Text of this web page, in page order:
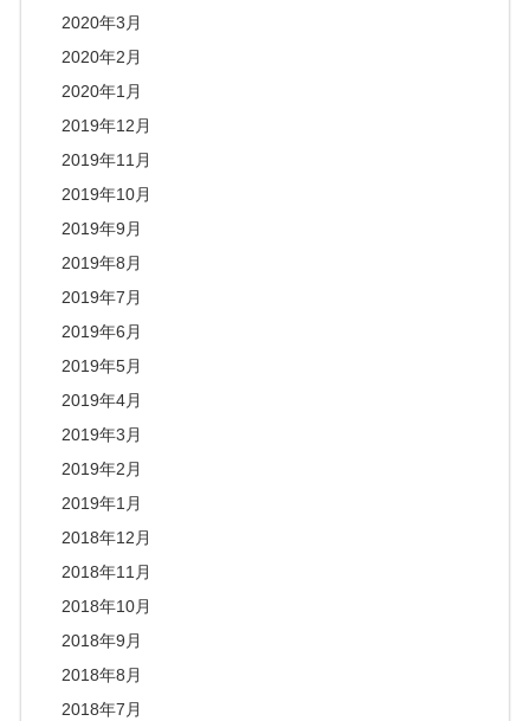
2020年3月
2020年2月
2020年1月
2019年12月
2019年11月
2019年10月
2019年9月
2019年8月
2019年7月
2019年6月
2019年5月
2019年4月
2019年3月
2019年2月
2019年1月
2018年12月
2018年11月
2018年10月
2018年9月
2018年8月
2018年7月